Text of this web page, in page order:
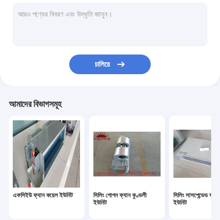
প্লাস্টিক জল সঞ্চয় ট্যাংক
চালিয়ে
আমাদের বিভাগসমূহ
এফসিইউ ফ্যান কয়েল ইউনিট
সিলিং গোপন ফ্যান কুণ্ডলী
ইউনিট
সিলিং সাসপেন্ডেড
ইউনিট